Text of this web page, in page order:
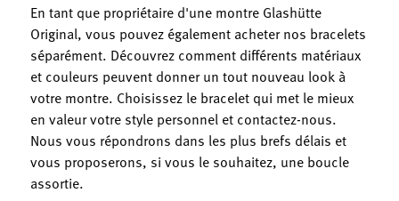
En tant que propriétaire d'une montre Glashütte
Original, vous pouvez également acheter nos bracelets
séparément. Découvrez comment différents matériaux
et couleurs peuvent donner un tout nouveau look à
votre montre. Choisissez le bracelet qui met le mieux
en valeur votre style personnel et contactez-nous.
Nous vous répondrons dans les plus brefs délais et
vous proposerons, si vous le souhaitez, une boucle
assortie.